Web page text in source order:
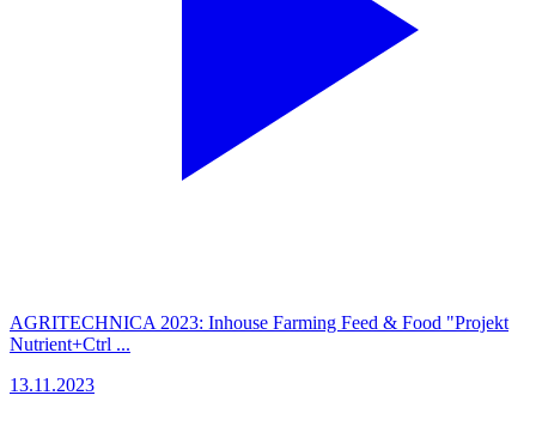
AGRITECHNICA 2023: Inhouse Farming Feed & Food "Projekt
Nutrient+Ctrl ...
13.11.2023